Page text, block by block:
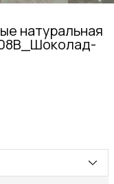
натуральная